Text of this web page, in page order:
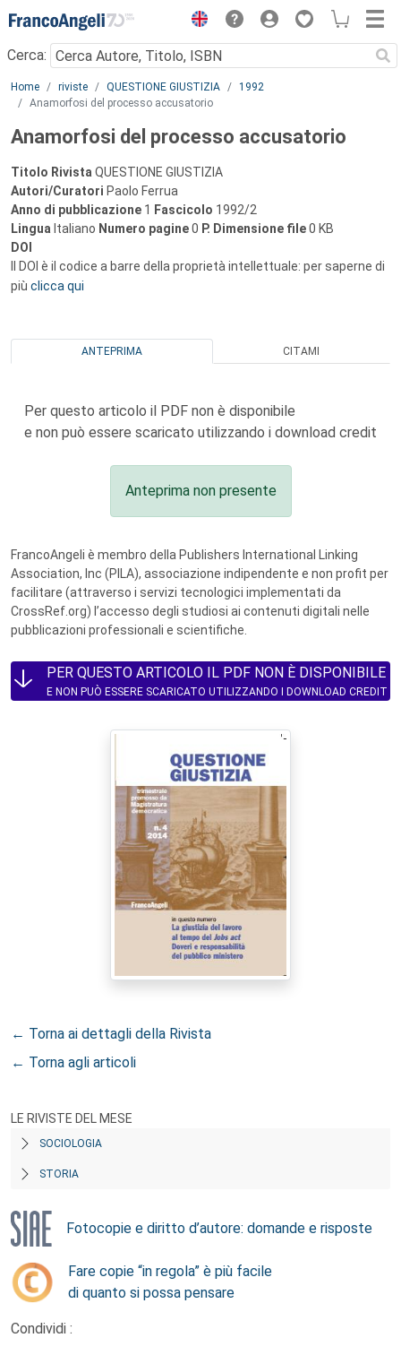
Menu
Cerca:
Main content
Home riviste QUESTIONE GIUSTIZIA
1992
Anamorfosi del processo accusatorio
Anamorfosi del processo accusatorio
Titolo Rivista QUESTIONE GIUSTIZIA
Autori/Curatori Paolo Ferrua
Anno di pubblicazione 1 Fascicolo 1992/2
Lingua Italiano Numero pagine0 P. Dimensione file0 KB
DOI
Il DOI è il codice a barre della proprietà intellettuale: per saperne di
più clicca qui
ANTEPRIMA CITAMI
Per questo articolo il PDF non è disponibile
e non può essere scaricato utilizzando i download credit
Anteprima non presente
FrancoAngeli è membro della Publishers International Linking
Association, Inc (PILA), associazione indipendente e non profit per
facilitare (attraverso i servizi tecnologici implementati da
CrossRef.org) l’accesso degli studiosi ai contenuti digitali nelle
pubblicazioni professionali e scientifiche.
PER QUESTO ARTICOLO IL PDF NON È DISPONIBILE
E NON PUÒ ESSERE SCARICATO UTILIZZANDO I DOWNLOAD CREDIT
← Torna ai dettagli della Rivista
← Torna agli articoli
LE RIVISTE DEL MESE
SOCIOLOGIA
STORIA
Fotocopie e diritto d’autore: domande e risposte
Fare copie “in regola” è più facile
di quanto si possa pensare
Condividi :